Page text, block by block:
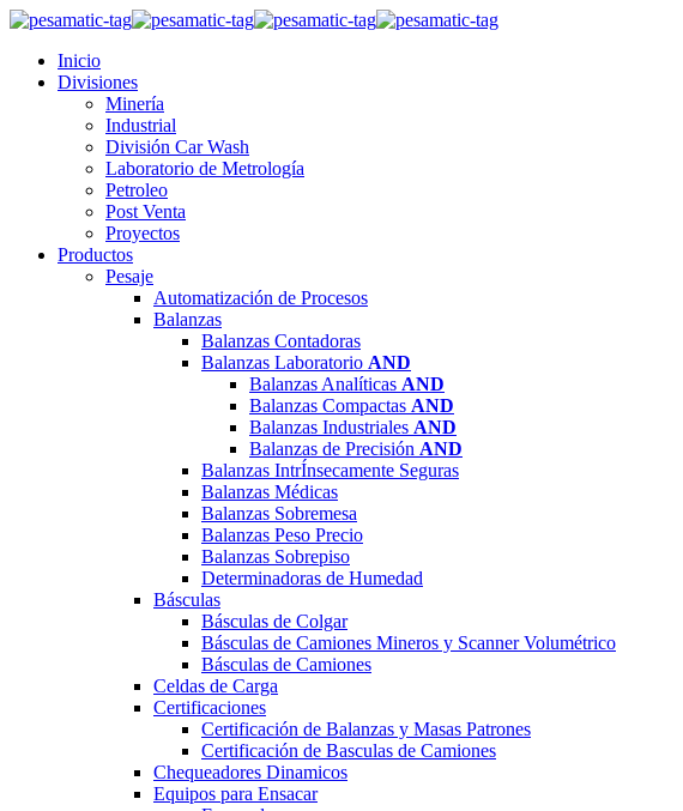
Inicio
Divisiones
Minería
Industrial
División Car Wash
Laboratorio de Metrología
Petroleo
Post Venta
Proyectos
Productos
Pesaje
Automatización de Procesos
Balanzas
Balanzas Contadoras
Balanzas Laboratorio AND
Balanzas Analíticas AND
Balanzas Compactas AND
Balanzas Industriales AND
Balanzas de Precisión AND
Balanzas IntrÍnsecamente Seguras
Balanzas Médicas
Balanzas Sobremesa
Balanzas Peso Precio
Balanzas Sobrepiso
Determinadoras de Humedad
Básculas
Básculas de Colgar
Básculas de Camiones Mineros y Scanner Volumétrico
Básculas de Camiones
Celdas de Carga
Certificaciones
Certificación de Balanzas y Masas Patrones
Certificación de Basculas de Camiones
Chequeadores Dinamicos
Equipos para Ensacar